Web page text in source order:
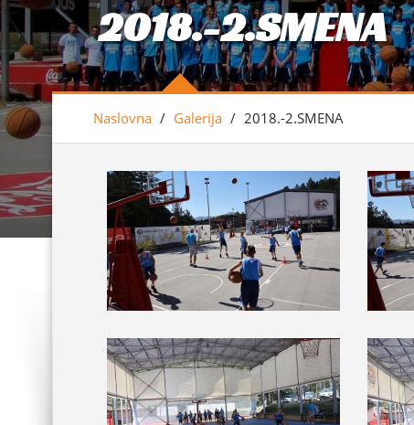
2018.-2.SMENA
Naslovna / Galerija / 2018.-2.SMENA